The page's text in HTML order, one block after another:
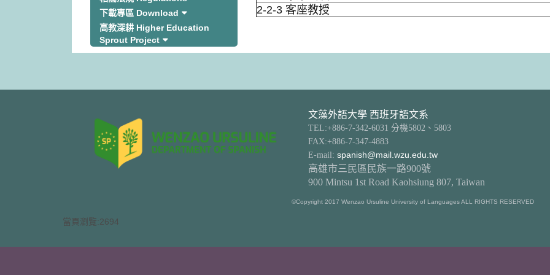
下載專區 Download
高教深耕 Higher Education
Sprout Project
2-2-3 客座教授
文藻外語大學 西班牙語文系
TEL:+886-7-342-6031 分機5802、5803
FAX:+886-7-347-4883
E-mail: spanish@mail.wzu.edu.tw
高雄市三民區民族一路900號
900 Mintsu 1st Road Kaohsiung 807, Taiwan
©Copyright 2017 Wenzao Ursuline University of Languages ALL RIGHTS RESERVED
當頁瀏覽:2694